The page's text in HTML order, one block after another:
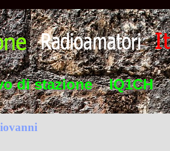
di stazione    IQ1CH